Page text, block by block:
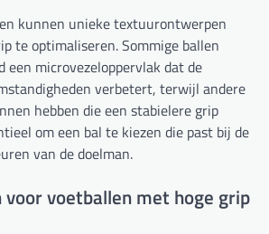
kunnen unieke textuurontwerpen
te optimaliseren. Sommige ballen
een microvezeloppervlak dat de
verbetert, terwijl andere
hebben die een stabielere grip
om een bal te kiezen die past bij de
van de doelman.
voor voetballen met hoge grip